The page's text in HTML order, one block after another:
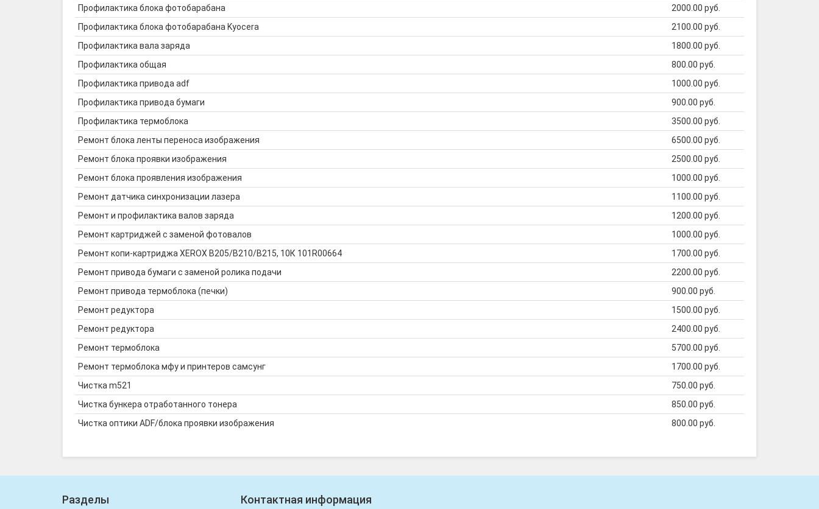
Профилактика блока фотобарабана
2000.00 руб.
Профилактика блока фотобарабана Kyocera
2100.00 руб.
Профилактика вала заряда
1800.00 руб.
Профилактика общая
800.00 руб.
Профилактика привода adf
1000.00 руб.
Профилактика привода бумаги
900.00 руб.
Профилактика термоблока
3500.00 руб.
Ремонт блока ленты переноса изображения
6500.00 руб.
Ремонт блока проявки изображения
2500.00 руб.
Ремонт блока проявления изображения
1000.00 руб.
Ремонт датчика синхронизации лазера
1100.00 руб.
Ремонт и профилактика валов заряда
1200.00 руб.
Ремонт картриджей с заменой фотовалов
1000.00 руб.
Ремонт копи-картриджа XEROX B205/B210/B215, 10К 101R00664
1700.00 руб.
Ремонт привода бумаги с заменой ролика подачи
2200.00 руб.
Ремонт привода термоблока (печки)
900.00 руб.
Ремонт редуктора
1500.00 руб.
Ремонт редуктора
2400.00 руб.
Ремонт термоблока
5700.00 руб.
Ремонт термоблока мфу и принтеров самсунг
1700.00 руб.
Чистка m521
750.00 руб.
Чистка бункера отработанного тонера
850.00 руб.
Чистка оптики ADF/блока проявки изображения
800.00 руб.
Разделы Контактная информация